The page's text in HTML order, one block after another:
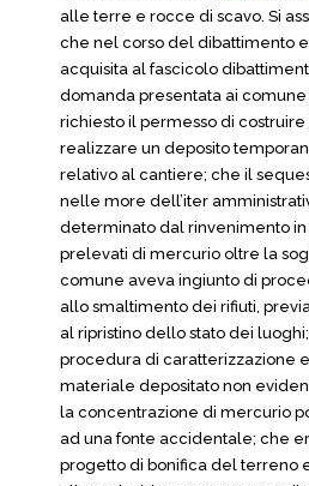
alle terre e rocce di scavo. Si
che nel corso del dibattimento
acquisita al fascicolo
domanda presentata ai
richiesto il permesso di costruire
realizzare un deposito
relativo al cantiere; che il
nelle more dell’iter
determinato dal rinvenimento
prelevati di mercurio oltre la
comune aveva ingiunto di
allo smaltimento dei rifiuti,
al ripristino dello stato dei
procedura di caratterizzazione
materiale depositato non
la concentrazione di mercurio
ad una fonte accidentale; che
progetto di bonifica del terreno